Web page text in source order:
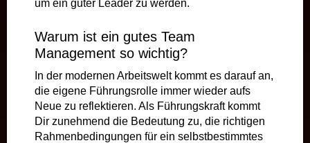
um ein guter Leader zu werden.
Warum ist ein gutes Team
Management so wichtig?
In der modernen Arbeitswelt kommt es darauf an,
die eigene Führungsrolle immer wieder aufs
Neue zu reflektieren. Als Führungskraft kommt
Dir zunehmend die Bedeutung zu, die richtigen
Rahmenbedingungen für ein selbstbestimmtes